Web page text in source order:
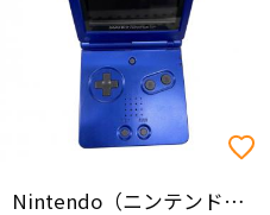
Nintendo（ニンテンドー）